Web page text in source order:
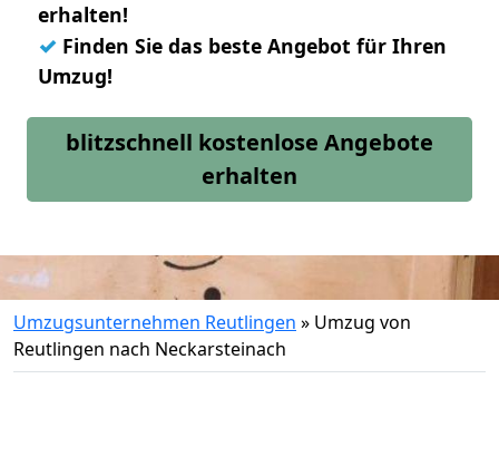
erhalten!
✓ Finden Sie das beste Angebot für Ihren
Umzug!
blitzschnell kostenlose Angebote
erhalten
Umzugsunternehmen Reutlingen » Umzug von
Reutlingen nach Neckarsteinach